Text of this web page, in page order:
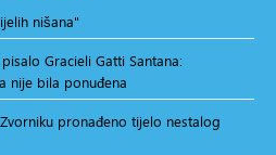
nišana"
Gracieli Gatti Santana:
nije bila ponuđena
pronađeno tijelo nestalog